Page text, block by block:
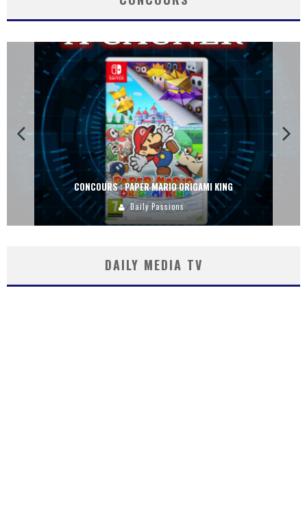
CONCOURS : DREAMS SUR PS4
Carlos Mühlig
DAILY MEDIA TV